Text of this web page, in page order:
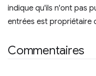
indique qu'ils n'ont pas
entrées est propriétaire
Commentaires